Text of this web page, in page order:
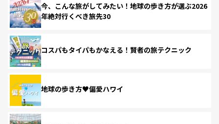
今、こんな旅がしてみたい！地球の歩き方が選ぶ2026
年絶対行くべき旅先30
コスパもタイパもかなえる！賢者の旅テクニック
地球の歩き方♥偏愛ハワイ